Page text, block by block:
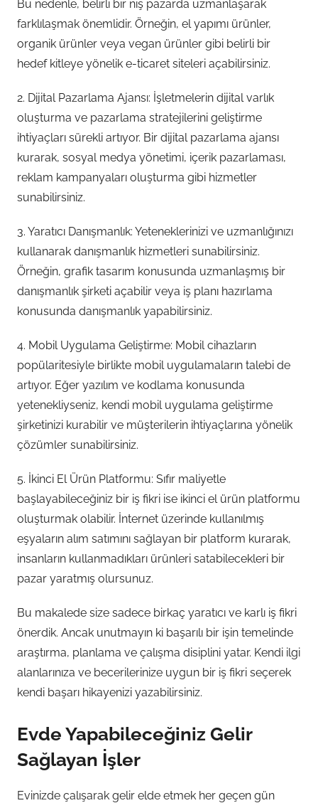
Bu nedenle, belirli bir niş pazarda uzmanlaşarak
farklılaşmak önemlidir. Örneğin, el yapımı ürünler,
organik ürünler veya vegan ürünler gibi belirli bir
hedef kitleye yönelik e-ticaret siteleri açabilirsiniz.
2. Dijital Pazarlama Ajansı: İşletmelerin dijital varlık
oluşturma ve pazarlama stratejilerini geliştirme
ihtiyaçları sürekli artıyor. Bir dijital pazarlama ajansı
kurarak, sosyal medya yönetimi, içerik pazarlaması,
reklam kampanyaları oluşturma gibi hizmetler
sunabilirsiniz.
3. Yaratıcı Danışmanlık: Yeteneklerinizi ve uzmanlığınızı
kullanarak danışmanlık hizmetleri sunabilirsiniz.
Örneğin, grafik tasarım konusunda uzmanlaşmış bir
danışmanlık şirketi açabilir veya iş planı hazırlama
konusunda danışmanlık yapabilirsiniz.
4. Mobil Uygulama Geliştirme: Mobil cihazların
popülaritesiyle birlikte mobil uygulamaların talebi de
artıyor. Eğer yazılım ve kodlama konusunda
yetenekliyseniz, kendi mobil uygulama geliştirme
şirketinizi kurabilir ve müşterilerin ihtiyaçlarına yönelik
çözümler sunabilirsiniz.
5. İkinci El Ürün Platformu: Sıfır maliyetle
başlayabileceğiniz bir iş fikri ise ikinci el ürün platformu
oluşturmak olabilir. İnternet üzerinde kullanılmış
eşyaların alım satımını sağlayan bir platform kurarak,
insanların kullanmadıkları ürünleri satabilecekleri bir
pazar yaratmış olursunuz.
Bu makalede size sadece birkaç yaratıcı ve karlı iş fikri
önerdik. Ancak unutmayın ki başarılı bir işin temelinde
araştırma, planlama ve çalışma disiplini yatar. Kendi ilgi
alanlarınıza ve becerilerinize uygun bir iş fikri seçerek
kendi başarı hikayenizi yazabilirsiniz.
Evde Yapabileceğiniz Gelir
Sağlayan İşler
Evinizde çalışarak gelir elde etmek her geçen gün